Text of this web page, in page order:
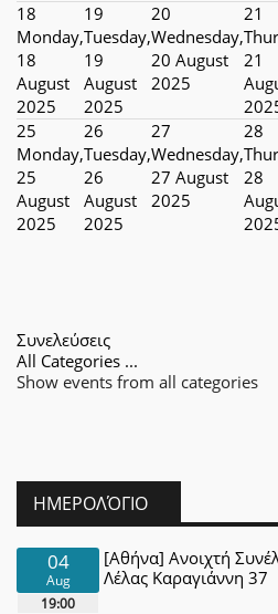
18
Monday,
18
August
2025
19
Tuesday,
19
August
2025
20
Wednesday,
20 August
2025
21
21
25
Monday,
25
August
2025
26
Tuesday,
26
August
2025
27
Wednesday,
27 August
2025
28
28
Συνελεύσεις
All Categories ...
Show events from all categories
ΗΜΕΡΟΛΌΓΙΟ
04
Aug
19:00
[Αθήνα] Ανοιχτή
Λέλας Καραγιάννη 37